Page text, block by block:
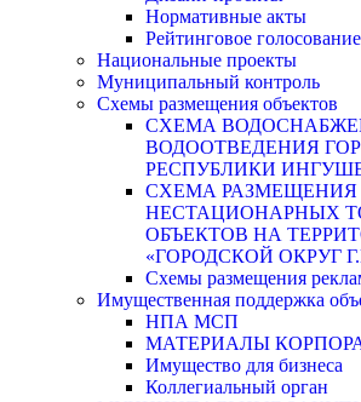
Нормативные акты
Рейтинговое голосование
Национальные проекты
Муниципальный контроль
Схемы размещения объектов
СХЕМА
ВОДООТВЕДЕНИЯ
РЕСПУБЛИКИ
СХЕМА РАЗМЕЩЕНИЯ
НЕСТАЦИОНАРНЫХ
ОБЪЕКТОВ НА
«ГОРОДСКОЙ ОКРУГ
Схемы размещения
Имущественная поддержка
НПА МСП
МАТЕРИАЛЫ
Имущество для бизнеса
Коллегиальный орган